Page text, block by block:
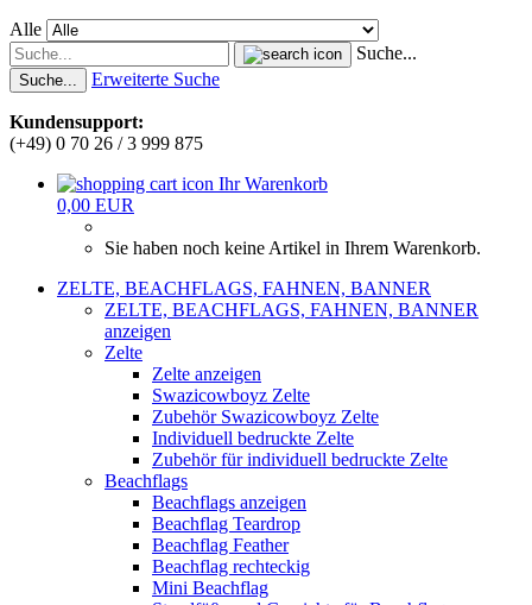
Alle
Suche...
Suche... Erweiterte Suche
Kundensupport:
(+49) 0 70 26 / 3 999 875
Ihr Warenkorb
0,00 EUR
Sie haben noch keine Artikel in Ihrem Warenkorb.
ZELTE, BEACHFLAGS, FAHNEN, BANNER
ZELTE, BEACHFLAGS, FAHNEN, BANNER
anzeigen
Zelte
Zelte anzeigen
Swazicowboyz Zelte
Zubehör Swazicowboyz Zelte
Individuell bedruckte Zelte
Zubehör für individuell bedruckte Zelte
Beachflags
Beachflags anzeigen
Beachflag Teardrop
Beachflag Feather
Beachflag rechteckig
Mini Beachflag